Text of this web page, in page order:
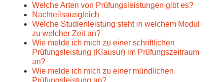
Welche Arten von Prüfungsleistungen gibt es?
Nachteilsausgleich
Welche Studienleistung steht in welchem Modul
zu welcher Zeit an?
Wie melde ich mich zu einer schriftlichen
Prüfungsleistung (Klausur) im Prüfungszeitraum
an?
Wie melde ich mich zu einer mündlichen
Prüfungsleistung an?